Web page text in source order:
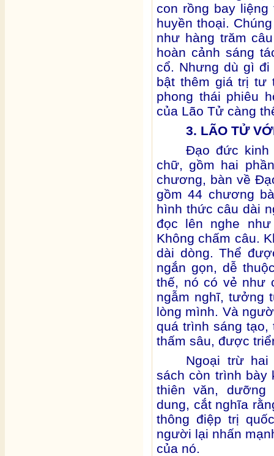
con rồng bay
huyền thoại.
như hàng trăm
hoàn cảnh sáng
cổ. Nhưng dù gì
bật thêm giá trị tư
phong thái phiêu
của Lão Tử càng
3. LÃO TỬ
Đạo đức kinh
chữ, gồm hai
chương, bàn về
gồm 44 chương
hình thức câu dài
đọc lên nghe
Không chấm câu.
dài dòng. Thể
ngắn gọn, dễ
thế, nó có vẻ như
ngẫm nghĩ, tưởng
lòng mình. Và
quá trình sáng tạo,
thấm sâu, được
Ngoại trừ
sách còn trình
thiên văn,
dung, cắt nghĩa
thông điệp trị
người lại nhấn
của nó.